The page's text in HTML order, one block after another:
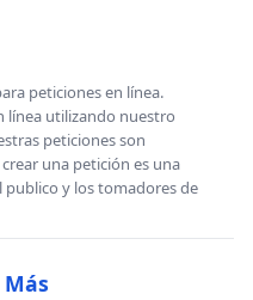
peticiones en línea.
línea utilizando nuestro
peticiones son
una petición es una
publico y los tomadores de
Más